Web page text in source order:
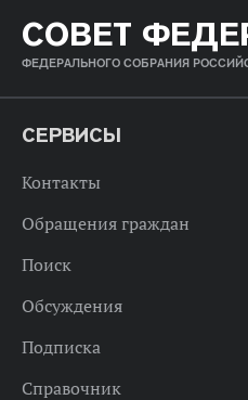
СОВЕТ
ФЕДЕРАЛЬНОГО СОБРАНИЯ
СЕРВИСЫ
Контакты
Обращения граждан
Поиск
Обсуждения
Подписка
Справочник